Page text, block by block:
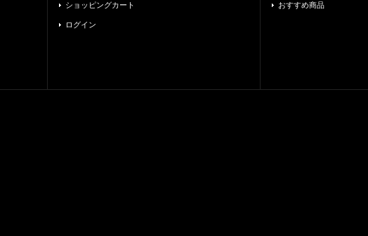
ショッピングカート
ログイン
おすすめ商品